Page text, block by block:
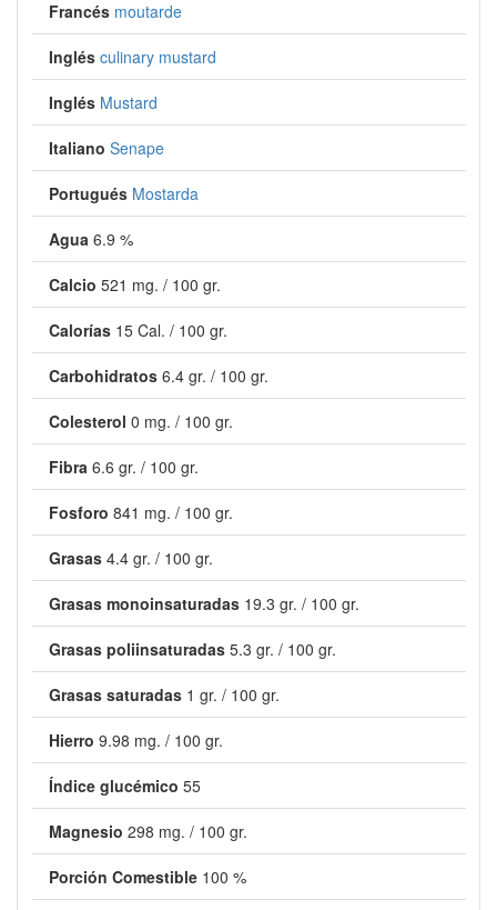
Francés moutarde
Inglés culinary mustard
Inglés Mustard
Italiano Senape
Portugués Mostarda
Agua 6.9 %
Calcio 521 mg. / 100 gr.
Calorías 15 Cal. / 100 gr.
Carbohidratos 6.4 gr. / 100 gr.
Colesterol 0 mg. / 100 gr.
Fibra 6.6 gr. / 100 gr.
Fosforo 841 mg. / 100 gr.
Grasas 4.4 gr. / 100 gr.
Grasas monoinsaturadas 19.3 gr. / 100 gr.
Grasas poliinsaturadas 5.3 gr. / 100 gr.
Grasas saturadas 1 gr. / 100 gr.
Hierro 9.98 mg. / 100 gr.
Índice glucémico 55
Magnesio 298 mg. / 100 gr.
Porción Comestible 100 %